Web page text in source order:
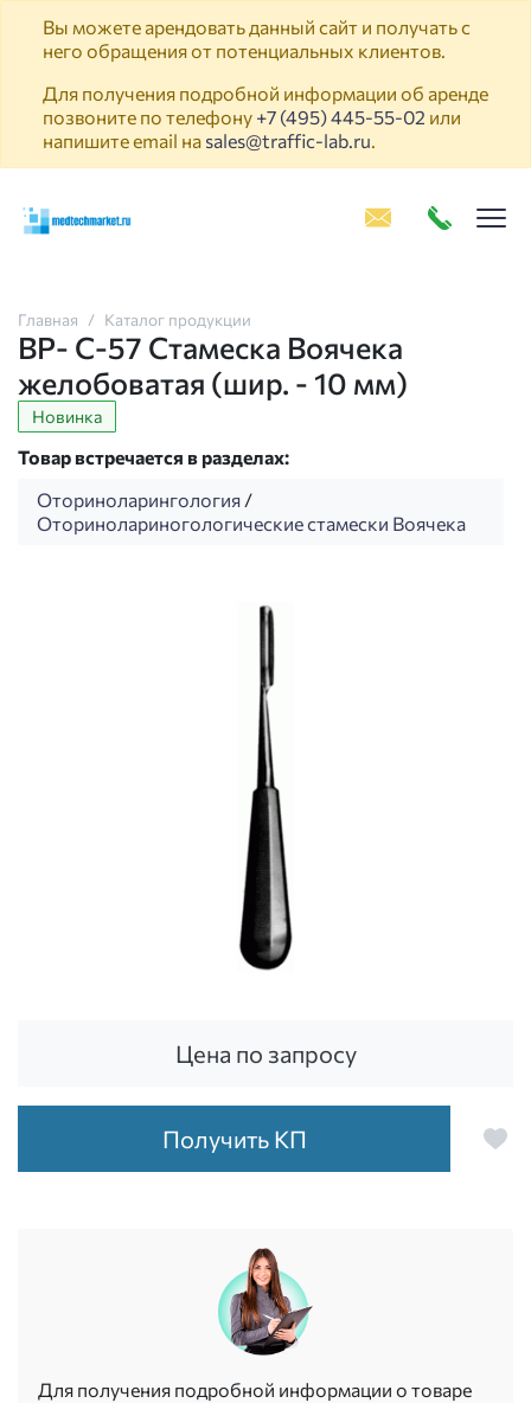
Вы можете арендовать данный сайт и получать с
него обращения от потенциальных клиентов.
Для получения подробной информации об аренде
позвоните по телефону +7 (495) 445-55-02 или
напишите email на sales@traffic-lab.ru.
Главная Каталог продукции
ВР- C-57 Стамеска Воячека
желобоватая (шир. - 10 мм)
Новинка
Товар встречается в разделах:
Оториноларингология /
Оторинолариногологические стамески Воячека
Цена по запросу
Получить КП
Для получения подробной информации о товаре